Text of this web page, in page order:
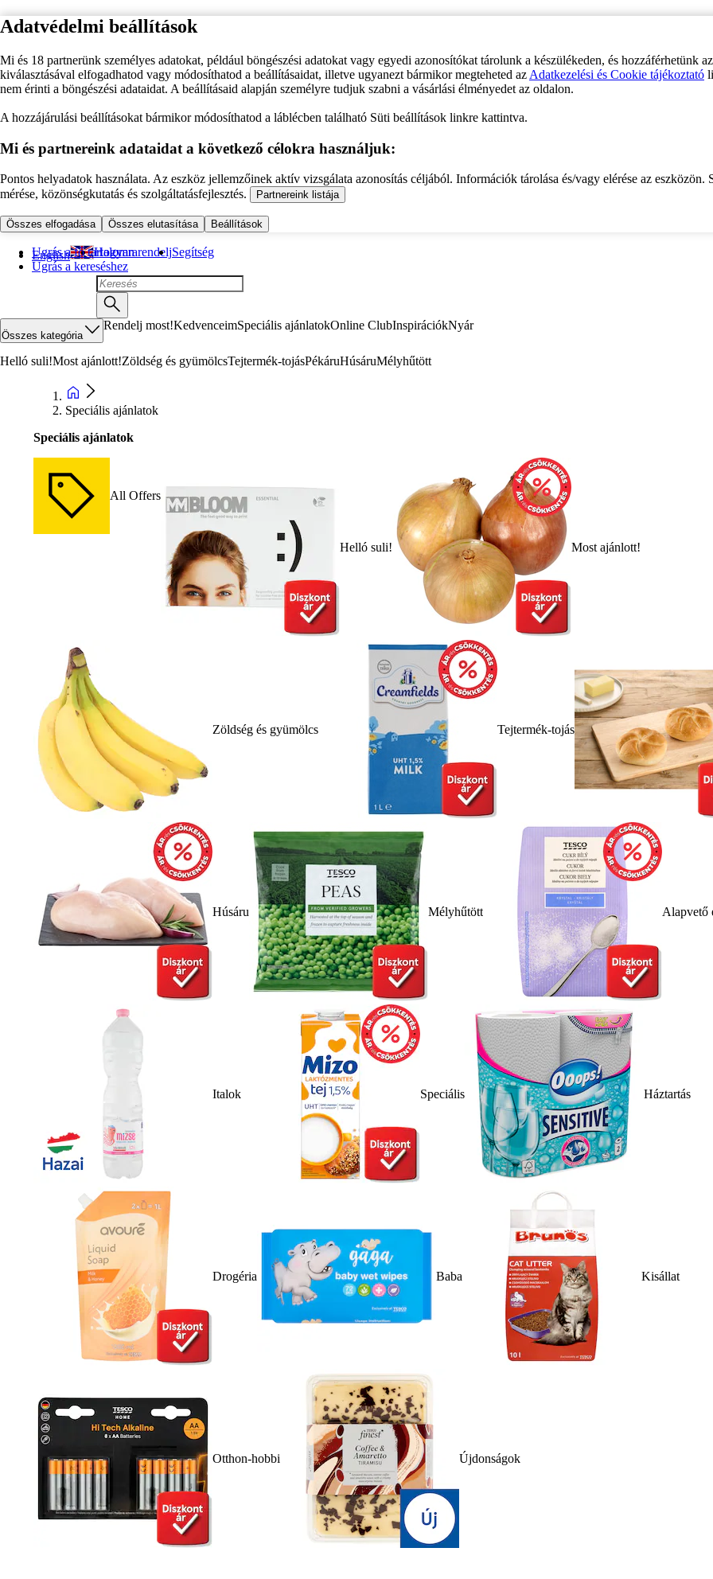
Adatvédelmi beállítások
Mi és 18 partnerünk személyes adatokat, például böngészési adatokat vagy egyedi azonosítókat tárolunk a készülékeden, és hozzáférhetünk
kiválasztásával elfogadhatod vagy módosíthatod a beállításaidat, illetve ugyanezt bármikor megteheted az Adatkezelési és Cookie tájékoztató
nem érinti a böngészési adataidat. A beállításaid alapján személyre tudjuk szabni a vásárlási élményedet az oldalon.
A hozzájárulási beállításokat bármikor módosíthatod a láblécben található Süti beállítások linkre kattintva.
Mi és partnereink adataidat a következő célokra használjuk:
Pontos helyadatok használata. Az eszköz jellemzőinek aktív vizsgálata azonosítás céljából. Információk tárolása és/vagy elérése az eszközön.
mérése, közönségkutatás és szolgáltatásfejlesztés.
Partnereink listája
Összes elfogadása Összes elutasítása Beállítások
Ugrás a fő tartalomra
Ugrás a kereséshez
English Hogyan rendeljSegítség
Összes kategória
Rendelj most!KedvenceimSpeciális ajánlatokOnline ClubInspirációkNyár
Helló suli!Most ajánlott!Zöldség és gyümölcsTejtermék-tojásPékáruHúsáruMélyhűtött
Speciális ajánlatok
Speciális ajánlatok
All Offers
Helló suli! Most ajánlott!
Zöldség és gyümölcs Tejtermék-tojás
Húsáru Mélyhűtött Alapvető
Italok Speciális Háztartás
Drogéria Baba Kisállat
Otthon-hobbi Újdonságok